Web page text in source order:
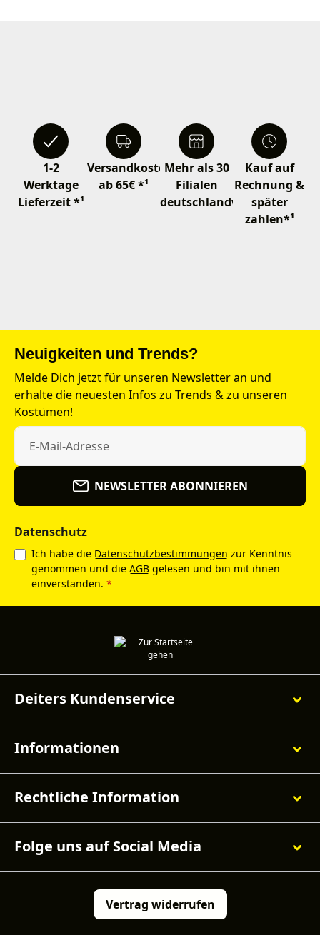
1-2
Werktage
Lieferzeit *¹
Versandkostenfrei
ab 65€ *¹
Mehr als 30
Filialen
deutschlandweit
Kauf auf
Rechnung &
später
zahlen*¹
Neuigkeiten und Trends?
Melde Dich jetzt für unseren Newsletter an und
erhalte die neuesten Infos zu Trends & zu unseren
Kostümen!
NEWSLETTER ABONNIEREN
Datenschutz
Ich habe die Datenschutzbestimmungen zur Kenntnis
genommen und die AGB gelesen und bin mit ihnen
einverstanden. *
Deiters Kundenservice
Informationen
Rechtliche Information
Folge uns auf Social Media
Vertrag widerrufen